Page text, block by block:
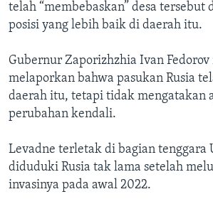
telah “membebaskan” desa tersebut
posisi yang lebih baik di daerah itu.
Gubernur Zaporizhzhia Ivan
melaporkan bahwa pasukan Rusia
daerah itu, tetapi tidak mengatakan
perubahan kendali.
Levadne terletak di bagian tenggara
diduduki Rusia tak lama setelah
invasinya pada awal 2022.